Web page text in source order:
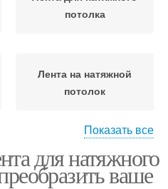
потолка
Лента на натяжной
потолок
потолков
Показать все
для натяжного
ваше